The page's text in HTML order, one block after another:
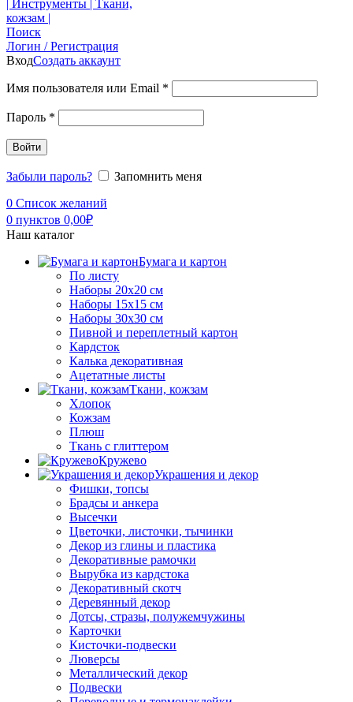
Поиск
Логин / Регистрация
ВходСоздать аккаунт
Имя пользователя или Email *
Пароль *
Войти
Забыли пароль?
Запомнить меня
0 Список желаний
0 пунктов 0,00₽
Наш каталог
Бумага и картон
По листу
Наборы 20х20 см
Наборы 15х15 см
Наборы 30х30 см
Пивной и переплетный картон
Кардсток
Калька декоративная
Ацетатные листы
Ткани, кожзам
Хлопок
Кожзам
Плюш
Ткань с глиттером
Кружево
Украшения и декор
Фишки, топсы
Брадсы и анкера
Высечки
Цветочки, листочки, тычинки
Декор из глины и пластика
Декоративные рамочки
Вырубка из кардстока
Декоративный скотч
Деревянный декор
Дотсы, стразы, полужемчужины
Карточки
Кисточки-подвески
Люверсы
Металлический декор
Подвески